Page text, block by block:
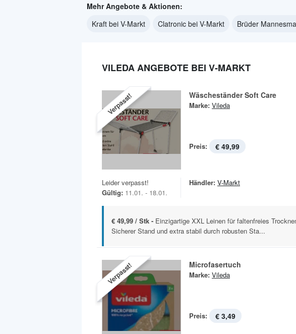
Mehr Angebote & Aktionen:
Kraft bei V-Markt
Clatronic bei V-Markt Brüder
VILEDA ANGEBOTE BEI V-MARKT
Verpasst! Wäscheständer Soft Care
Marke: Vileda
Preis: € 49,99
Leider verpasst!
Gültig: 11.01. - 18.01.
Händler: V-Markt
€ 49,99 / Stk - Einzigartige XXL Leinen für faltenfreies
Sicherer Stand und extra stabil durch robusten Sta...
Verpasst! Microfasertuch
Marke: Vileda
Preis: € 3,49